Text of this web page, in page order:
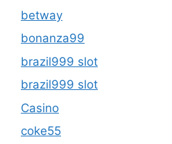
betway
bonanza99
brazil999 slot
brazil999 slot
Casino
coke55